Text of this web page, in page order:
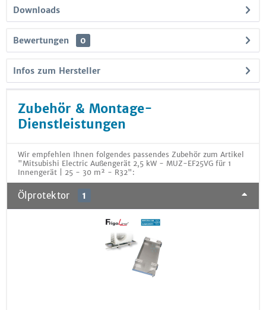
Downloads
Bewertungen 0
Infos zum Hersteller
Zubehör & Montage-
Dienstleistungen
Wir empfehlen Ihnen folgendes passendes Zubehör zum Artikel
"Mitsubishi Electric Außengerät 2,5 kW - MUZ-EF25VG für 1
Innengerät | 25 - 30 m² - R32":
Ölprotektor 1